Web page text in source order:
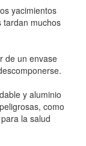
yacimientos
tardan muchos
de un envase
y aluminio
como
la salud